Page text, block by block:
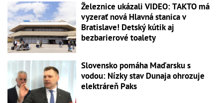
Železnice ukázali VIDEO: TAKTO má
vyzerať nová Hlavná stanica v
Bratislave! Detský kútik aj
bezbarierové toalety
Slovensko pomáha Maďarsku s
vodou: Nízky stav Dunaja ohrozuje
elektráreň Paks